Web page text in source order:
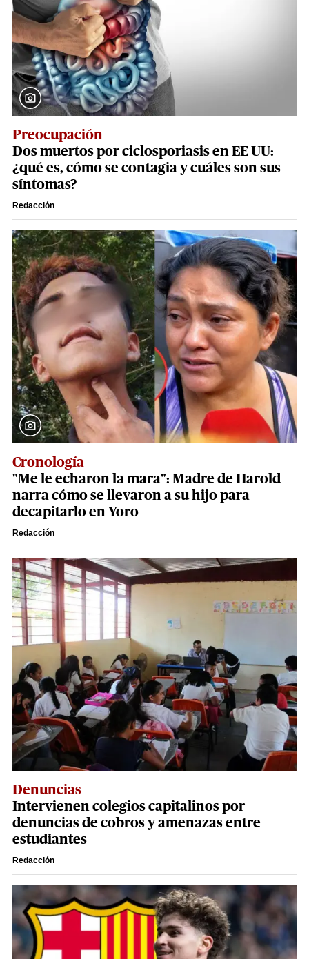
Preocupación
Dos muertos por ciclosporiasis en EE UU:
¿qué es, cómo se contagia y cuáles son sus
síntomas?
Redacción
Cronología
"Me le echaron la mara": Madre de Harold
narra cómo se llevaron a su hijo para
decapitarlo en Yoro
Redacción
Denuncias
Intervienen colegios capitalinos por
denuncias de cobros y amenazas entre
estudiantes
Redacción